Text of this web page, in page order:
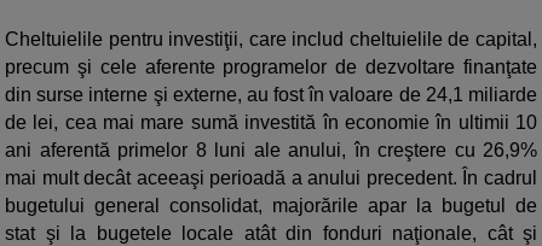
Cheltuielile pentru investiţii, care includ cheltuielile de capital,
precum şi cele aferente programelor de dezvoltare finanţate
din surse interne şi externe, au fost în valoare de 24,1 miliarde
de lei, cea mai mare sumă investită în economie în ultimii 10
ani aferentă primelor 8 luni ale anului, în creştere cu 26,9%
mai mult decât aceeaşi perioadă a anului precedent. În cadrul
bugetului general consolidat, majorările apar la bugetul de
stat şi la bugetele locale atât din fonduri naţionale, cât şi